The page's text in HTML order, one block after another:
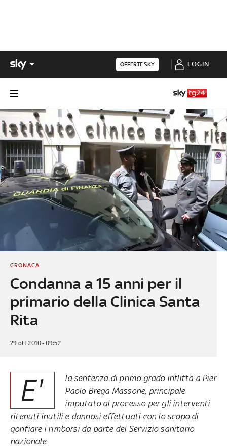
OFFERTE SKY LOGIN
Condanna a 15 anni per il
primario della Clinica Santa
Rita
CRONACA
29 ott 2010 - 09:52
E'
la sentenza di primo grado inflitta a Pier
Paolo Brega Massone, principale
imputato al processo per gli interventi
ritenuti inutili e dannosi effettuati con lo scopo di
gonfiare i rimborsi da parte del Servizio sanitario
nazionale